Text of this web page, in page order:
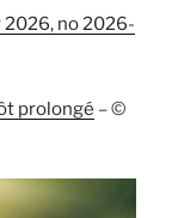
2026, no 2026-
prolongé – ©